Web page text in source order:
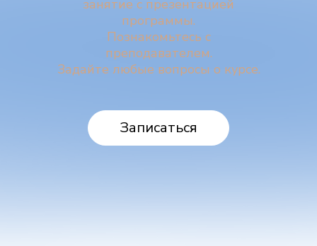
Записаться
занятие с презентацией
программы.
Познакомьтесь с
преподавателем.
Задайте любые вопросы о курсе.